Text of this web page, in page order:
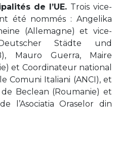
de l’UE. Trois vice-
été nommés : Angelika
(Allemagne) et vice-
Städte und
Mauro Guerra, Maire
et Coordinateur national
Comuni Italiani (ANCI), et
Beclean (Roumanie) et
l’Asociatia Oraselor din